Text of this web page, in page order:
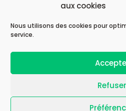
aux cookies
Nous utilisons des cookies pour
service.
Refuser
| Politique de confidentialité |